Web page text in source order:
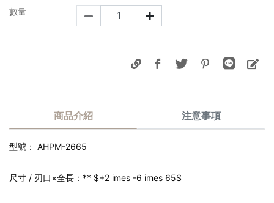
數量
商品介紹 注意事項
型號： AHPM-2665
尺寸 / 刃口×全長：** $+2 imes -6 imes 65$